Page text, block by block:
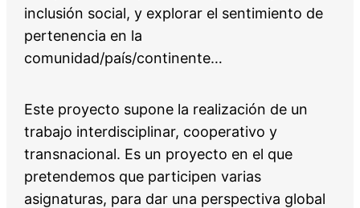
inclusión social, y explorar el sentimiento de
pertenencia en la
comunidad/país/continente…
Este proyecto supone la realización de un
trabajo interdisciplinar, cooperativo y
transnacional. Es un proyecto en el que
pretendemos que participen varias
asignaturas, para dar una perspectiva global